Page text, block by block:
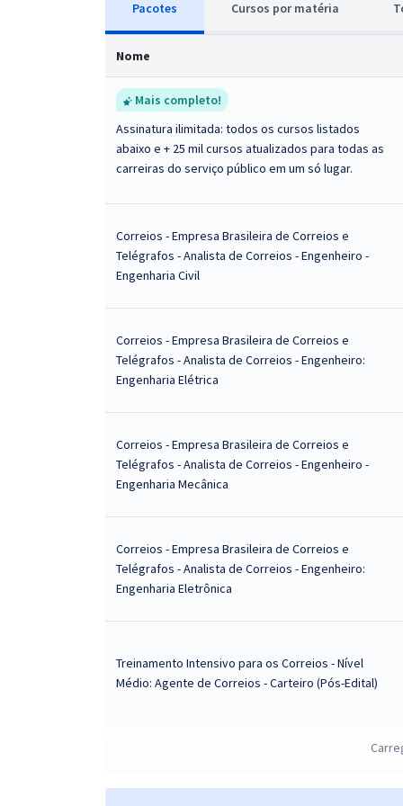
Pacotes Cursos por matéria
Nome
Mais completo!
Assinatura ilimitada: todos os cursos listados
abaixo e + 25 mil cursos atualizados para todas as
carreiras do serviço público em um só lugar.
Correios - Empresa Brasileira de Correios e
Telégrafos - Analista de Correios - Engenheiro -
Engenharia Civil
Correios - Empresa Brasileira de Correios e
Telégrafos - Analista de Correios - Engenheiro:
Engenharia Elétrica
Correios - Empresa Brasileira de Correios e
Telégrafos - Analista de Correios - Engenheiro -
Engenharia Mecânica
Correios - Empresa Brasileira de Correios e
Telégrafos - Analista de Correios - Engenheiro:
Engenharia Eletrônica
Treinamento Intensivo para os Correios - Nível
Médio: Agente de Correios - Carteiro (Pós-Edital)
Analista de Correios - Engenheiro: Engenharia